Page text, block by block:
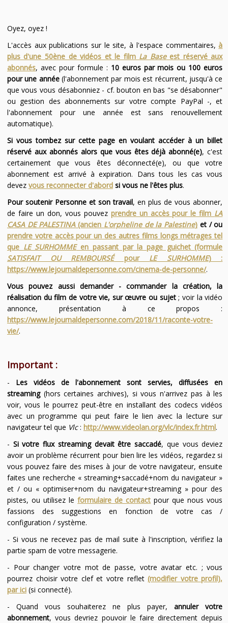
Oyez, oyez !
L'accès aux publications sur le site, à l'espace commentaires,à
plus d'une 50ène de vidéos et le film La Baseest réservé aux
abonnés, avec pour formule : 10 euros par mois ou 100 euros
pour une année(l'abonnement par mois est récurrent, jusqu'à ce
que vous vous désabonniez - cf. bouton en bas "se désabonner"
ou gestion des abonnements sur votre compte PayPal -, et
l'abonnement pour une année est sans renouvellement
automatique).
Si vous tombez sur cette page en voulant accéder à un billet
réservé aux abonnés alors que vous êtes déjà abonné(e), c'est
certainement que vous êtes déconnecté(e), ou que votre
abonnement est arrivé à expiration. Dans tous les cas vous
devez vous reconnecter d'abordsi vous ne l'êtes plus.
Pour soutenir Personne et son travail, en plus de vous abonner,
de faire un don, vous pouvez prendre un accès pour le film LA
CASA DE PALESTINA(ancien L'orpheline de la Palestine) et / ou
prendre votre accès pour un des autres films longs métrages tel
que LE SURHOMMEen passant par la page guichet (formule
SATISFAIT OU REMBOURSÉpour LE SURHOMME) :
https://www.lejournaldepersonne.com/cinema-de-personne/.
Vous pouvez aussi demander - commander la création, la
réalisation du film de votre vie, sur œuvre ou sujet; voir la vidéo
annonce, présentation à ce propos :
https://www.lejournaldepersonne.com/2018/11/raconte-votre-
vie/.
Important :
- Les vidéos de l'abonnement sont servies, diffusées en
streaming(hors certaines archives), si vous n'arrivez pas à les
voir, vous le pourrez peut-être en installant des codecs vidéos
avec un programme qui peut faire le lien avec la lecture sur
navigateur tel que Vlc: http://www.videolan.org/vlc/index.fr.html.
- Si votre flux streaming devait être saccadé, que vous deviez
avoir un problème récurrent pour bien lire les vidéos, regardez si
vous pouvez faire des mises à jour de votre navigateur, ensuite
faites une recherche « streaming+saccadé+nom du navigateur »
et / ou « optimiser+nom du navigateur+streaming » pour des
pistes, ou utilisez leformulaire de contact pour que nous vous
fassions des suggestions en fonction de votre cas /
configuration / système.
- Si vous ne recevez pas de mail suite à l'inscription, vérifiez la
partie spam de votre messagerie.
- Pour changer votre mot de passe, votre avatar etc. ; vous
pourrez choisir votre clef et votre reflet(modifier votre profil),
par ici(si connecté).
- Quand vous souhaiterez ne plus payer,annuler votre
abonnement, vous devriez pouvoir le faire directement depuis